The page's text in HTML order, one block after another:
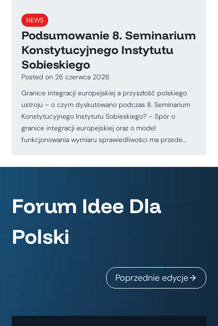
NEWS
Podsumowanie 8. Seminarium
Konstytucyjnego Instytutu
Sobieskiego
Posted on 26 czerwca 2026
Granice integracji europejskiej a przyszłość polskiego
ustroju – o czym dyskutowano podczas 8. Seminarium
Konstytucyjnego Instytutu Sobieskiego? – Spór o
granice integracji europejskiej oraz o model
funkcjonowania wymiaru sprawiedliwości ma przede…
Forum Idee Dla
Polski
Poprzednie edycje